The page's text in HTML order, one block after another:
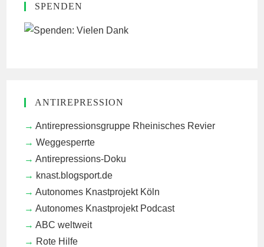
SPENDEN
ANTIREPRESSION
Antirepressionsgruppe Rheinisches Revier
Weggesperrte
Antirepressions-Doku
knast.blogsport.de
Autonomes Knastprojekt Köln
Autonomes Knastprojekt Podcast
ABC weltweit
Rote Hilfe